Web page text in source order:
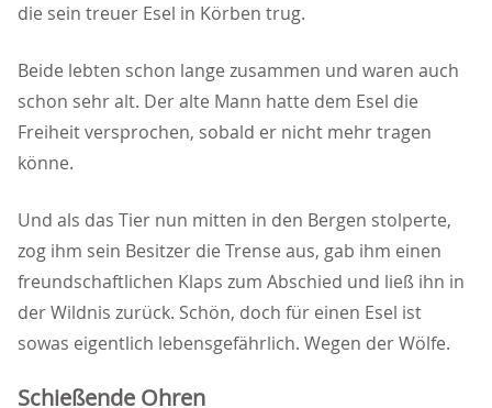
die sein treuer Esel in Körben trug.
Beide lebten schon lange zusammen und waren auch
schon sehr alt. Der alte Mann hatte dem Esel die
Freiheit versprochen, sobald er nicht mehr tragen
könne.
Und als das Tier nun mitten in den Bergen stolperte,
zog ihm sein Besitzer die Trense aus, gab ihm einen
freundschaftlichen Klaps zum Abschied und ließ ihn in
der Wildnis zurück. Schön, doch für einen Esel ist
sowas eigentlich lebensgefährlich. Wegen der Wölfe.
Schießende Ohren